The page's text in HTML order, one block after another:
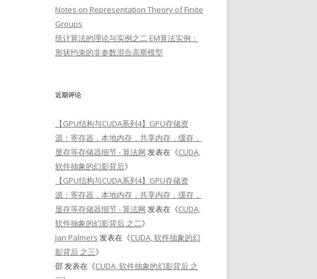
Notes on Representation Theory of Finite
Groups
统计算法的理论与实例之二 EM算法实例：
形状约束的非参数混合高斯模型
近期评论
【GPU结构与CUDA系列4】GPU存储资
源：寄存器，本地内存，共享内存，缓存，
显存等存储器细节 - 算法网 发表在《CUDA,
软件抽象的幻影背后》
【GPU结构与CUDA系列4】GPU存储资
源：寄存器，本地内存，共享内存，缓存，
显存等存储器细节 - 算法网 发表在《CUDA,
软件抽象的幻影背后 之二》
Jan Palmers 发表在《CUDA, 软件抽象的幻
影背后 之三》
邵发表在《CUDA, 软件抽象的幻影背后 之